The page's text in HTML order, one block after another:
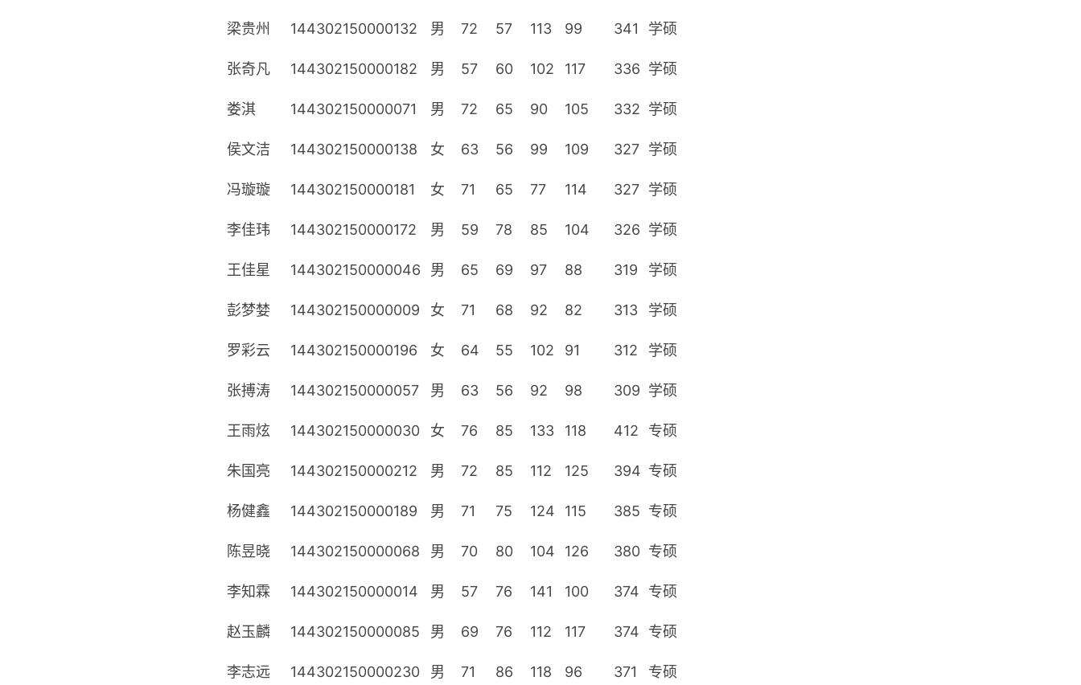
梁贵州 144302150000132 男 72 57 113 99 341 学硕
张奇凡 144302150000182 男 57 60 102 117 336 学硕
娄淇 144302150000071 男 72 65 90 105 332 学硕
侯文洁 144302150000138 女 63 56 99 109 327 学硕
冯璇璇 144302150000181 女 71 65 77 114 327 学硕
李佳玮 144302150000172 男 59 78 85 104 326 学硕
王佳星 144302150000046 男 65 69 97 88 319 学硕
彭梦婪 144302150000009 女 71 68 92 82 313 学硕
罗彩云 144302150000196 女 64 55 102 91 312 学硕
张搏涛 144302150000057 男 63 56 92 98 309 学硕
王雨炫 144302150000030 女 76 85 133 118 412 专硕
朱国亮 144302150000212 男 72 85 112 125 394 专硕
杨健鑫 144302150000189 男 71 75 124 115 385 专硕
陈昱晓 144302150000068 男 70 80 104 126 380 专硕
李知霖 144302150000014 男 57 76 141 100 374 专硕
赵玉麟 144302150000085 男 69 76 112 117 374 专硕
李志远 144302150000230 男 71 86 118 96 371 专硕